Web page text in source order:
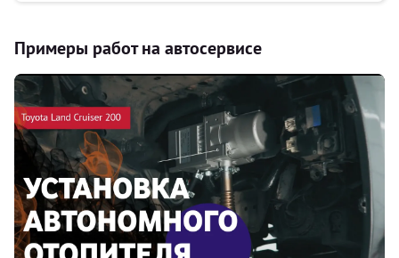
Примеры работ на автосервисе